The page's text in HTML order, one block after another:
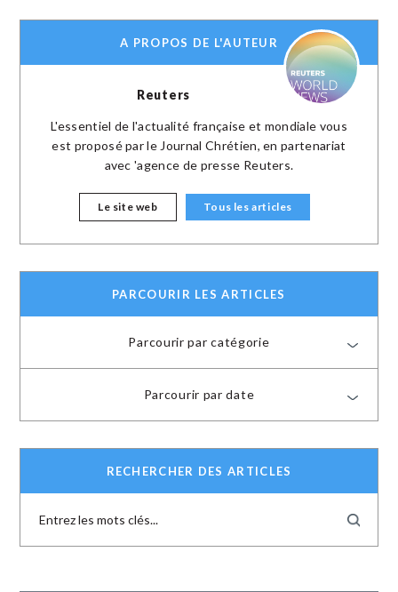
A PROPOS DE L'AUTEUR
Reuters
L'essentiel de l'actualité française et mondiale vous
est proposé par le Journal Chrétien, en partenariat
avec 'agence de presse Reuters.
Le site web Tous les articles
PARCOURIR LES ARTICLES
Parcourir par catégorie
Parcourir par date
RECHERCHER DES ARTICLES